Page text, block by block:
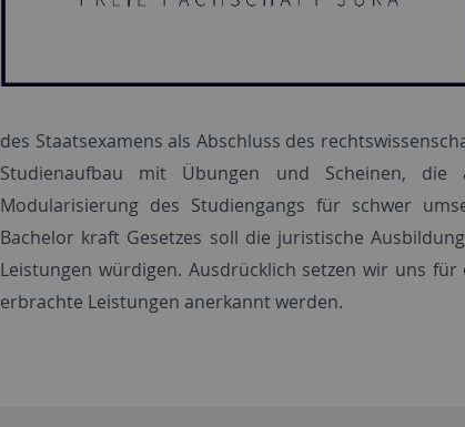
des Staatsexamens als Abschluss des
Studienaufbau mit Übungen und Scheinen, die
Modularisierung des Studiengangs für schwer
Bachelor kraft Gesetzes soll die juristische
Leistungen würdigen. Ausdrücklich setzen wir uns
erbrachte Leistungen anerkannt werden.